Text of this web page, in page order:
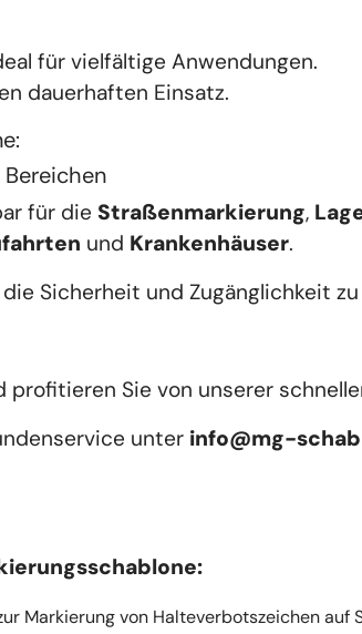
für vielfältige Anwendungen.
dauerhaften Einsatz.
für die Straßenmarkierung,
und Krankenhäuser.
Sicherheit und Zugänglichkeit
profitieren Sie von unserer
unter info@mg-
Markierung von Halteverbotszeichen